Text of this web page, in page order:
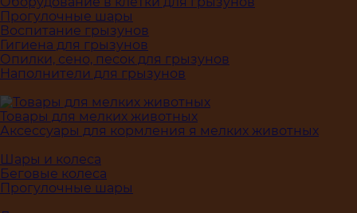
Прогулочные шары
Воспитание грызунов
Гигиена для грызунов
Опилки, сено, песок для грызунов
Наполнители для грызунов
Товары для мелких животных
Аксессуары для кормления я мелких животных
Шары и колеса
Беговые колеса
Прогулочные шары